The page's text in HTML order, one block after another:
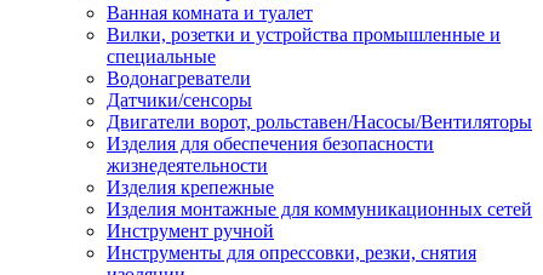
Ванная комната и туалет
Вилки, розетки и устройства промышленные и
специальные
Водонагреватели
Датчики/сенсоры
Двигатели ворот, рольставен/Насосы/Вентиляторы
Изделия для обеспечения безопасности
жизнедеятельности
Изделия крепежные
Изделия монтажные для коммуникационных сетей
Инструмент ручной
Инструменты для опрессовки, резки, снятия